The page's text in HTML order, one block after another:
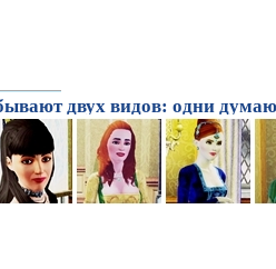
двух видов: одни